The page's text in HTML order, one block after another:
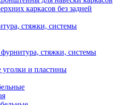
каркасов без задней
стяжки, системы
стяжки, системы
и пластины